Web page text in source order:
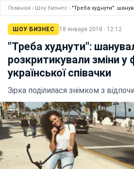
Главная › Шоу бизнес › "Треба худнути":
ШОУ БИЗНЕС 18 января 2018 · 12:12
"Треба худнути":
розкритикували зміни у
української співачки
Зірка поділилася знімком з